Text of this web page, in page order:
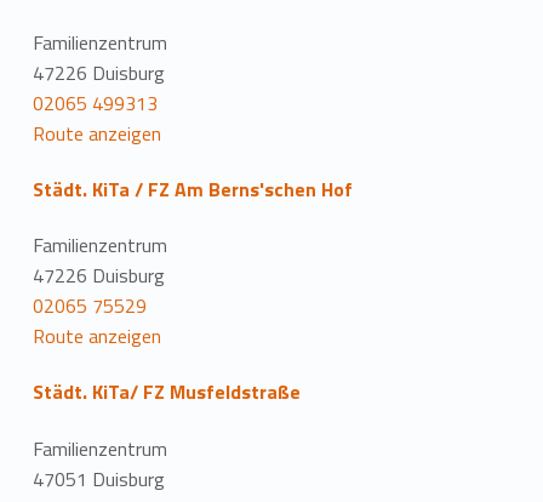
Familienzentrum
47226 Duisburg
02065 499313
Route anzeigen
Städt. KiTa / FZ Am Berns'schen Hof
Familienzentrum
47226 Duisburg
02065 75529
Route anzeigen
Städt. KiTa/ FZ Musfeldstraße
Familienzentrum
47051 Duisburg